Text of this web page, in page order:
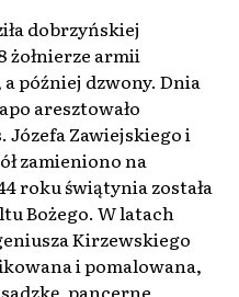
dobrzyńskiej
żołnierze armii
później dzwony. Dnia
aresztowało
Józefa Zawiejskiego i
zamieniono na
roku świątynia została
Bożego. W latach
Kirzewskiego
i pomalowana,